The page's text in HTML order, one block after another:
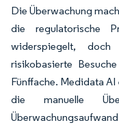
Die Überwachung
die regulatorische
widerspiegelt, doch
risikobasierte
Fünffache. Medidata AI
die manuelle